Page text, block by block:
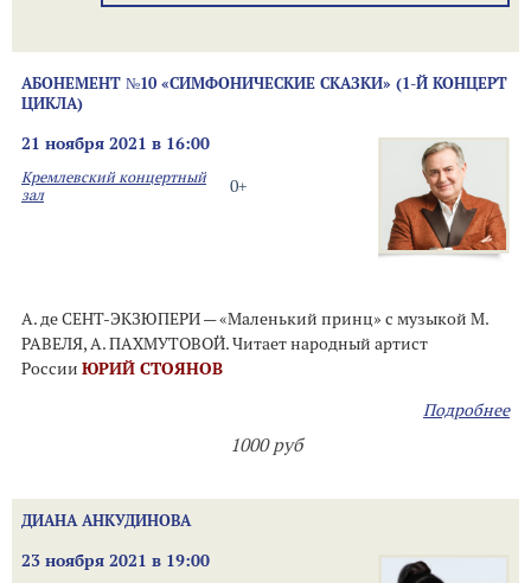
АБОНЕМЕНТ №10 «СИМФОНИЧЕСКИЕ СКАЗКИ» (1-Й КОНЦЕРТ
ЦИКЛА)
21 ноября 2021 в 16:00
0+
Кремлевский концертный
зал
А. де СЕНТ-ЭКЗЮПЕРИ — «Маленький принц» с музыкой М.
РАВЕЛЯ, А. ПАХМУТОВОЙ. Читает народный артист
России ЮРИЙ СТОЯНОВ
Подробнее
1000 руб
ДИАНА АНКУДИНОВА
23 ноября 2021 в 19:00